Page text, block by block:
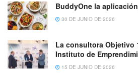
BuddyOne la
30 DE JUNIO DE 2026
La consultora Objetivo
Instituto de
15 DE JUNIO DE 2026